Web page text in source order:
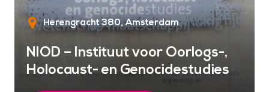
Herengracht 380 Amsterdam
NIOD – Instituut voor Oorlogs-,
Holocaust- en Genocidestudies